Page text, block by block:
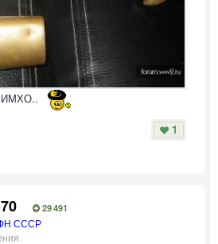
ИМХО..
1
29 491
СССР